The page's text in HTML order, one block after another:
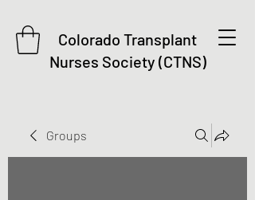
Colorado Transplant
Nurses Society (CTNS)
Groups